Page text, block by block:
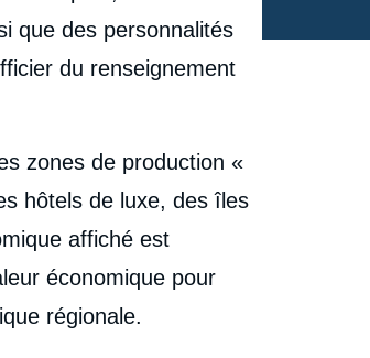
que des personnalités
du renseignement
zones de production «
hôtels de luxe, des îles
affiché est
économique pour
régionale.